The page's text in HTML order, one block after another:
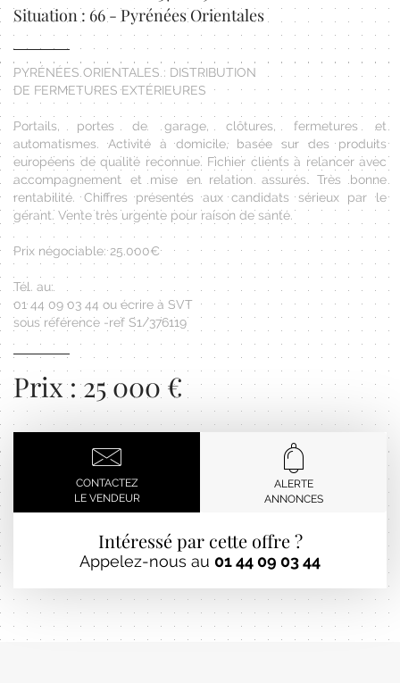
Situation : 66 - Pyrénées Orientales
PYRÉNÉES ORIENTALES : DISTRIBUTION
DE FERMETURES EXTÉRIEURES
Portails, portes de garage, clôtures, fermetures et
automatismes. Activité à domicile, basée sur des produits
européens de qualité reconnue. Fichier clients à relancer avec
accompagnement et mise en relation assurés. Très bonne
rentabilité. Chiffres présentés aux candidats sérieux par le
gérant. Vente très urgente pour raison de santé.
Prix négociable: 25.000€
Tél. au:
01 44 09 03 44 ou écrire à SVT
sous référence -ref S1/376119
Prix : 25 000 €
CONTACTEZ
LE VENDEUR
ALERTE
ANNONCES
Intéressé par cette offre ?
Appelez-nous au 01 44 09 03 44